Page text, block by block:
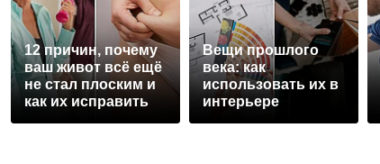
12 причин, почему
ваш живот всё ещё
не стал плоским и
как их исправить
Вещи прошлого
века: как
использовать их в
интерьере